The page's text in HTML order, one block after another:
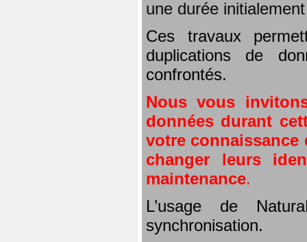
une durée
Ces travaux
duplications de
confrontés.
Nous vous
données durant
votre connaissance
changer leurs
maintenance.
L’usage de
synchronisation.